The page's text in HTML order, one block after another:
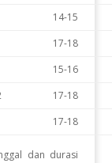
14-15
17-18
15-16
17-18
17-18
dan durasi